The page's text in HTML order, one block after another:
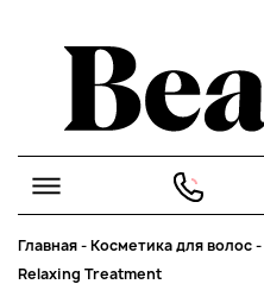
Главная-Косметика для волос-
Relaxing Treatment